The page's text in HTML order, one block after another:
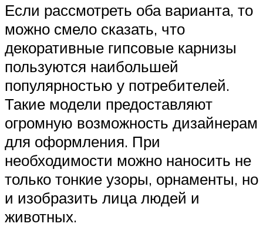
Если рассмотреть оба варианта, то
можно смело сказать, что
декоративные гипсовые карнизы
пользуются наибольшей
популярностью у потребителей.
Такие модели предоставляют
огромную возможность дизайнерам
для оформления. При
необходимости можно наносить не
только тонкие узоры, орнаменты, но
и изобразить лица людей и
животных.